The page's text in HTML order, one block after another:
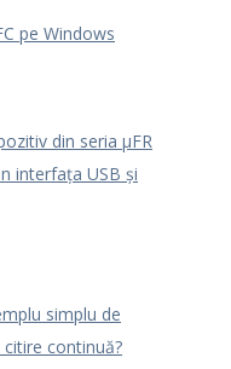
pe Windows
din seria μFR
interfața USB și
simplu de
continuă?